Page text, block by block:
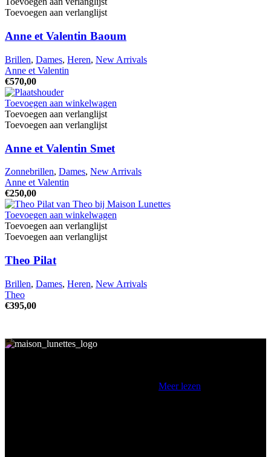
Toevoegen aan verlanglijst
Anne et Valentin Baoum
Brillen, Dames, Heren, New Arrivals
Anne et Valentin
€570,00
Toevoegen aan winkelwagen
Toevoegen aan verlanglijst
Toevoegen aan verlanglijst
Anne et Valentin Smet
Zonnebrillen, Dames, New Arrivals
Anne et Valentin
€250,00
Toevoegen aan winkelwagen
Toevoegen aan verlanglijst
Toevoegen aan verlanglijst
Theo Pilat
Brillen, Dames, Heren, New Arrivals
Theo
€395,00
Meer lezen